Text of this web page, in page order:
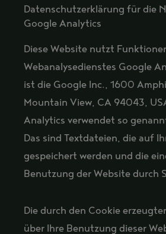
Datenschutzerklärung für die
Google Analytics
Diese Website nutzt
Webanalysedienstes Google
ist die Google Inc., 1600
Mountain View, CA 94043,
Analytics verwendet so
Das sind Textdateien, die auf
gespeichert werden und die
Benutzung der Website durch
Die durch den Cookie
über Ihre Benutzung dieser